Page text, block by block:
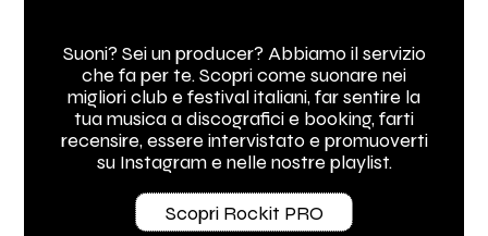
Suoni? Sei un producer? Abbiamo il servizio
che fa per te. Scopri come suonare nei
migliori club e festival italiani, far sentire la
tua musica a discografici e booking, farti
recensire, essere intervistato e promuoverti
su Instagram e nelle nostre playlist.
Scopri Rockit PRO